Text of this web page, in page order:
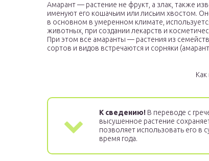
Амарант — растение не фрукт, а злак, также
именуют его кошачьим или лисьим хвостом.
в основном в умеренном климате,
животных, при создании лекарств и
При этом все амаранты — растения из
сортов и видов встречаются и сорняки
Как
К сведению! В переводе с
высушенное растение
позволяет использовать его в
время года.